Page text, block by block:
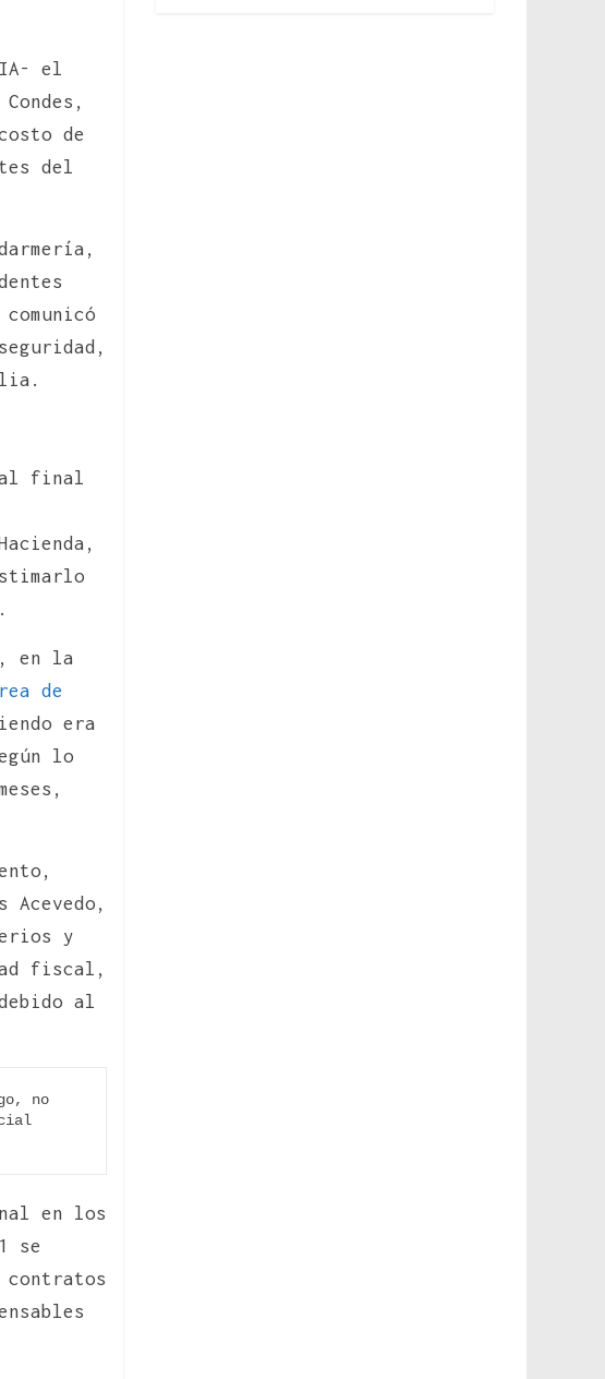
el
de
del
al final
en la
de
era
lo
y
fiscal,
al
no
en los
se
contratos